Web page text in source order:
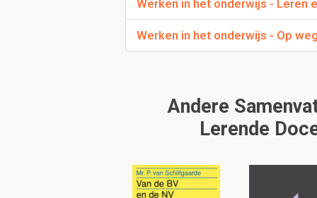
Wat bedoelt
Stimuleer de
Om verder
Werken in het onderwijs - Leren
Werken in het onderwijs - Op
Andere
Lerende